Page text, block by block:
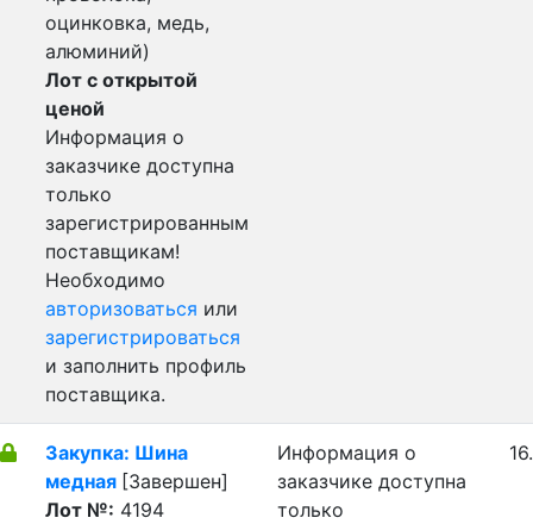
оцинковка, медь,
алюминий)
Лот с открытой
ценой
Информация о
заказчике доступна
только
зарегистрированным
поставщикам!
Необходимо
авторизоваться или
зарегистрироваться
и заполнить профиль
поставщика.
Закупка: Шина
медная [Завершен]
Лот №: 4194
Информация о
заказчике доступна
только